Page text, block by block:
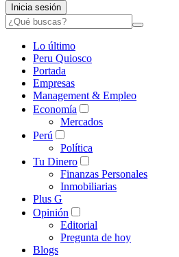
Inicia sesión
Lo último
Peru Quiosco
Portada
Empresas
Management & Empleo
Economía
Mercados
Perú
Política
Tu Dinero
Finanzas Personales
Inmobiliarias
Plus G
Opinión
Editorial
Pregunta de hoy
Blogs